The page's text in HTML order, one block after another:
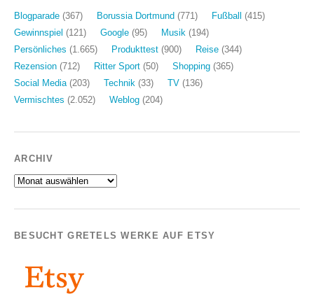
Blogparade (367) Borussia Dortmund (771) Fußball
(415)
Gewinnspiel (121) Google (95) Musik (194)
Persönliches (1.665) Produkttest (900) Reise (344)
Rezension (712) Ritter Sport (50) Shopping (365)
Social Media (203) Technik (33) TV (136)
Vermischtes (2.052) Weblog (204)
ARCHIV
Archiv
BESUCHT GRETELS WERKE AUF ETSY